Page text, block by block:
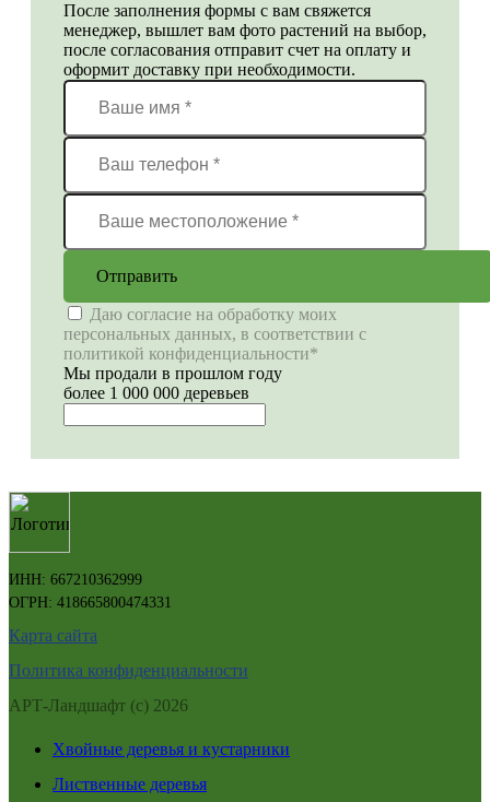
После заполнения формы с вам свяжется
менеджер, вышлет вам фото растений на выбор,
после согласования отправит счет на оплату и
оформит доставку при необходимости.
Отправить
Даю согласие на обработку моих
персональных данных, в соответствии с
политикой конфиденциальности*
Мы продали в прошлом году
более 1 000 000 деревьев
ИНН: 667210362999
ОГРН: 418665800474331
Карта сайта
Политика конфиденциальности
АРТ-Ландшафт (с) 2026
Хвойные деревья и кустарники
Лиственные деревья